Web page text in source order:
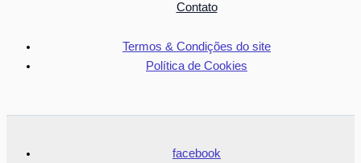
Contato
Termos & Condições do site
Política de Cookies
facebook